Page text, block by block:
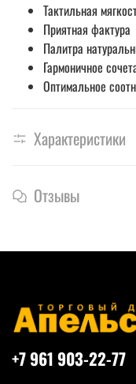
Тактильная
Приятная фактура
Палитра
Гармоничное
Оптимальное
Характеристики
Отзывы
+7 961 903-22-77